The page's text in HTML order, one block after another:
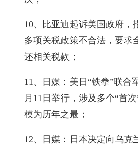
10、比亚迪起诉美国政府，
多项关税政策不合法，要求
还相关税款；
11、日媒：美日“铁拳”联合
月11日举行，涉及多个“首
模为历年之最；
12、日媒：日本决定向乌克